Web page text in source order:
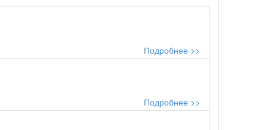
Подробнее >>
Подробнее >>